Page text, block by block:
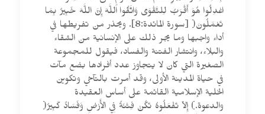
اعْدِلُوا هُوَ أَقْرَبُ لِلتَّقْوَى وَاتَّقُوا اللَّهَ إِنَّ اللَّهَ خَبِيرٌ بِمَا
تَعْمَلُونَ( [سورة المائدة:8]. ويحذر من تفريطها في
أداء واجبها وما يجر ذلك على الإنسانية من الشقاء
والبلاء، وانتشار الفتنة والفساد، فيقول للمجموعة
الصغيرة التي كان لا يتجاوز عدد أفرادها بضع مآت
في حياة المدينة الأولى، وقد أمرت بالتآخي وتكوين
الخلية الإسلامية القائمة على أساس العقيدة
والدعوة.) إِلاّ تَفْعَلُوهُ تَكُنْ فِتْنَةٌ فِي الأَرْضِ وَفَسَادٌ كَبِيرٌ(